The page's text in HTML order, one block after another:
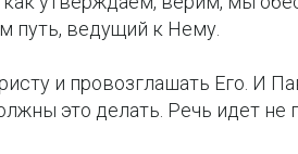
путь, ведущий к Нему.
и провозглашать Его. И
это делать. Речь идет не